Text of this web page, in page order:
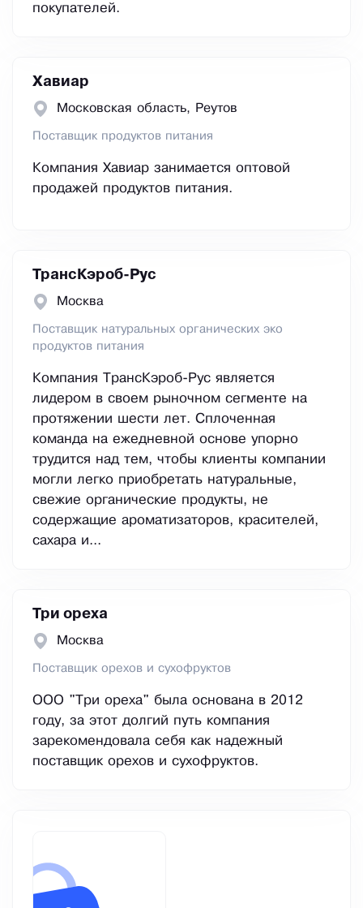
покупателей.
Хавиар
Московская область, Реутов
Поставщик продуктов питания
Компания Хавиар занимается оптовой
продажей продуктов питания.
ТрансКэроб-Рус
Москва
Поставщик натуральных органических эко
продуктов питания
Компания ТрансКэроб-Рус является
лидером в своем рыночном сегменте на
протяжении шести лет. Сплоченная
команда на ежедневной основе упорно
трудится над тем, чтобы клиенты компании
могли легко приобретать натуральные,
свежие органические продукты, не
содержащие ароматизаторов, красителей,
сахара и...
Три ореха
Москва
Поставщик орехов и сухофруктов
ООО "Три ореха" была основана в 2012
году, за этот долгий путь компания
зарекомендовала себя как надежный
поставщик орехов и сухофруктов.